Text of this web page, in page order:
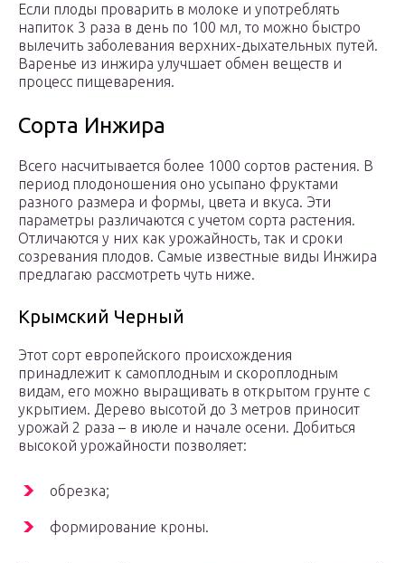
Если плоды проварить в молоке и употреблять
напиток 3 раза в день по 100 мл, то можно быстро
вылечить заболевания верхних-дыхательных путей.
Варенье из инжира улучшает обмен веществ и
процесс пищеварения.
Сорта Инжира
Всего насчитывается более 1000 сортов растения. В
период плодоношения оно усыпано фруктами
разного размера и формы, цвета и вкуса. Эти
параметры различаются с учетом сорта растения.
Отличаются у них как урожайность, так и сроки
созревания плодов. Самые известные виды Инжира
предлагаю рассмотреть чуть ниже.
Крымский Черный
Этот сорт европейского происхождения
принадлежит к самоплодным и скороплодным
видам, его можно выращивать в открытом грунте с
укрытием. Дерево высотой до 3 метров приносит
урожай 2 раза – в июле и начале осени. Добиться
высокой урожайности позволяет:
обрезка;
формирование кроны.